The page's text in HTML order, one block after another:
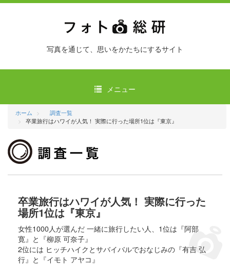
写真を通じて、思いをかたちにするサイト
メニュー
ホーム
調査一覧
卒業旅行はハワイが人気！ 実際に行った場所1位は『東京』
卒業旅行はハワイが人気！ 実際に行った
場所1位は『東京』
女性1000人が選んだ 一緒に旅行したい人、1位は『阿部
寛』と『柳原 可奈子』
2位には ヒッチハイクとサバイバルでおなじみの『有吉 弘
行』と『イモト アヤコ』